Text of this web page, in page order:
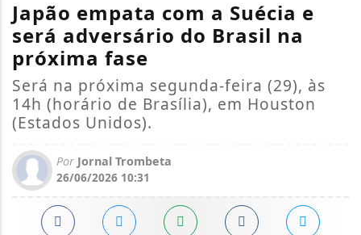
Japão empata com a Suécia e
será adversário do Brasil na
próxima fase
Será na próxima segunda-feira (29), às
14h (horário de Brasília), em Houston
(Estados Unidos).
Por Jornal Trombeta
26/06/2026 10:31